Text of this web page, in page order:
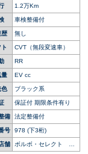
1.2万Km
車検整備付
歴 無し
CVT（無段変速車）
RR
量 EV cc
色 ブラック系
保証付 期限条件有り
備 法定整備付
号 978 (下3桁)
舗
ボルボ・セレクト 港
南台